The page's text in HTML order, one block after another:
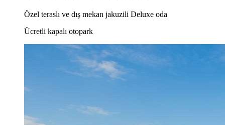
Özel teraslı ve dış mekan jakuzili Deluxe oda
Ücretli kapalı otopark